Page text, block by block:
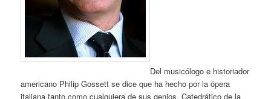
Del musicólogo e historiador
americano Philip Gossett se dice que ha hecho por la ópera
italiana tanto como cualquiera de sus genios. Catedrático de la